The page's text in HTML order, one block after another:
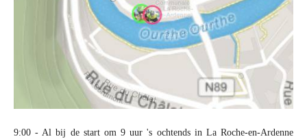
9:00 - Al bij de start om 9 uur 's ochtends in La Roche-en-Ardenne